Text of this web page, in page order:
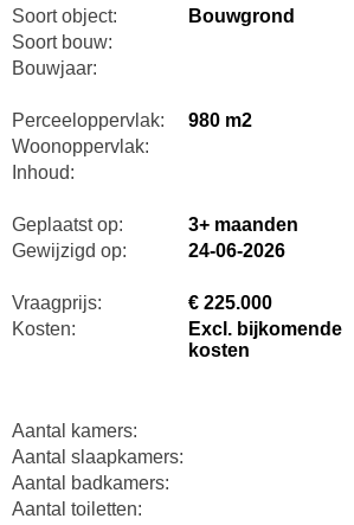
Soort object:
Bouwgrond
Soort bouw:
Bouwjaar:
Perceeloppervlak:
980 m2
Woonoppervlak:
Inhoud:
Geplaatst op:
3+ maanden
Gewijzigd op:
24-06-2026
Vraagprijs:
€ 225.000
Kosten:
Excl. bijkomende
kosten
Aantal kamers:
Aantal slaapkamers:
Aantal badkamers:
Aantal toiletten: